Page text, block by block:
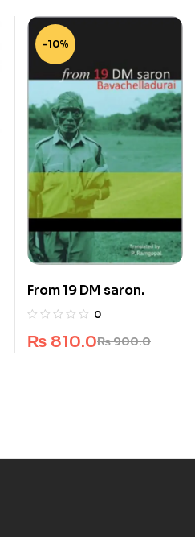
-10%
From 19 DM saron.
0
₨900.0
₨ 810.0